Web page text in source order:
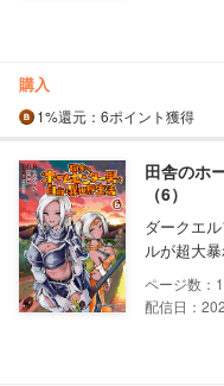
購入
1%還元 ：6ポイント獲得
田舎のホ
（6）
ダークエ
ルが超大暴
配信日：